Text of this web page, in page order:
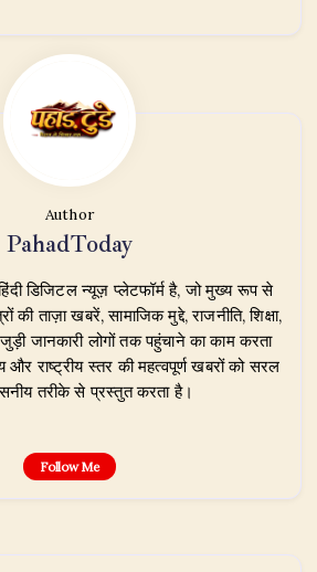
Author
PahadToday
डिजिटल न्यूज़ प्लेटफॉर्म है, जो मुख्य रूप से
की ताज़ा खबरें, सामाजिक मुद्दे, राजनीति, शिक्षा,
जानकारी लोगों तक पहुंचाने का काम करता
और राष्ट्रीय स्तर की महत्वपूर्ण खबरों को सरल
तरीके से प्रस्तुत करता है।
Follow Me